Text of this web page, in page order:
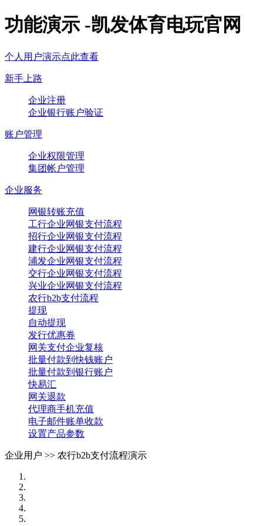
功能演示 -凯发体育电玩官网
个人用户演示点此查看
新手上路
企业注册
企业银行账户验证
账户管理
企业权限管理
集团帐户管理
企业服务
网银转账充值
工行企业网银支付流程
招行企业网银支付流程
建行企业网银支付流程
浦发企业网银支付流程
交行企业网银支付流程
兴业企业网银支付流程
农行b2b支付流程
提现
自动提现
发行优惠券
网关支付企业复核
批量付款到快钱账户
批量付款到银行账户
快易汇
网关退款
代理商手机充值
电子邮件账单收款
设置产品参数
企业用户 >> 农行b2b支付流程演示